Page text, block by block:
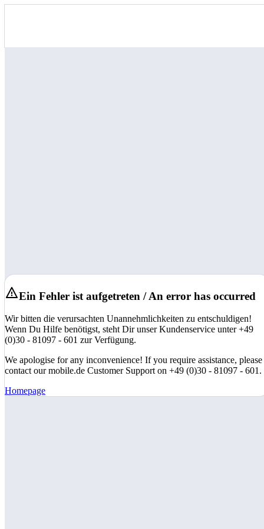
Ein Fehler ist aufgetreten / An error has occurred
Wir bitten die verursachten Unannehmlichkeiten zu entschuldigen!
Wenn Du Hilfe benötigst, steht Dir unser Kundenservice unter +49
(0)30 - 81097 - 601 zur Verfügung.
We apologise for any inconvenience! If you require assistance, please
contact our mobile.de Customer Support on +49 (0)30 - 81097 - 601.
Homepage